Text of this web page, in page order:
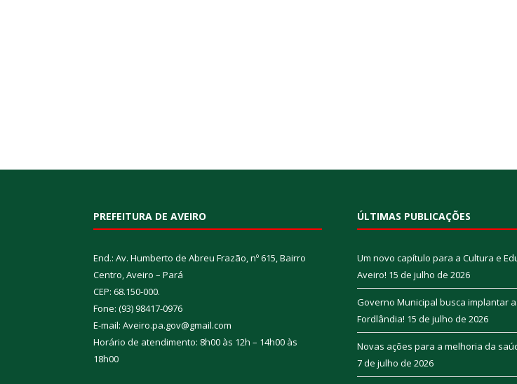
PREFEITURA DE AVEIRO
End.: Av. Humberto de Abreu Frazão, nº 615, Bairro
Centro, Aveiro – Pará
CEP: 68.150-000.
Fone: (93) 98417-0976
E-mail: Aveiro.pa.gov@gmail.com
Horário de atendimento: 8h00 às 12h – 14h00 às
18h00
ÚLTIMAS PUBLICAÇÕES
Um novo capítulo para a Cultura e
Aveiro! 15 de julho de 2026
Governo Municipal busca implantar
Fordlândia! 15 de julho de 2026
Novas ações para a melhoria da
7 de julho de 2026